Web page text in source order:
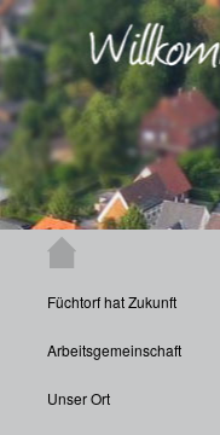
Zum Inhalt wechseln
Zum sekundären Inhalt wechseln
Füchtorf
Aktuelle Informationen
dessen Vereinen.
Hauptmenü
Füchtorf hat Zukunft
Arbeitsgemeinschaft
Unser Ort